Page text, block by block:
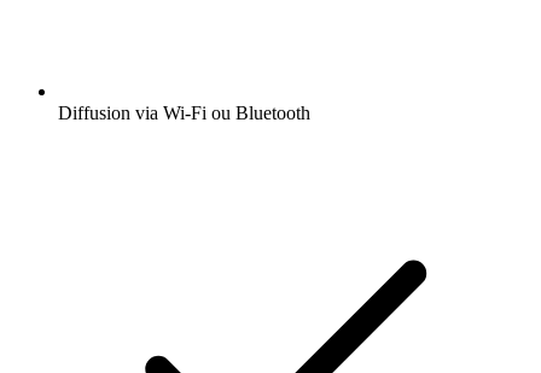
Diffusion via Wi-Fi ou Bluetooth